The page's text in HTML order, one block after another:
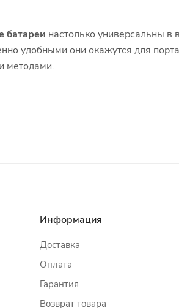
батареи настолько универсальны в
удобными они окажутся для
методами.
Информация
Доставка
Оплата
Гарантия
Возврат товара